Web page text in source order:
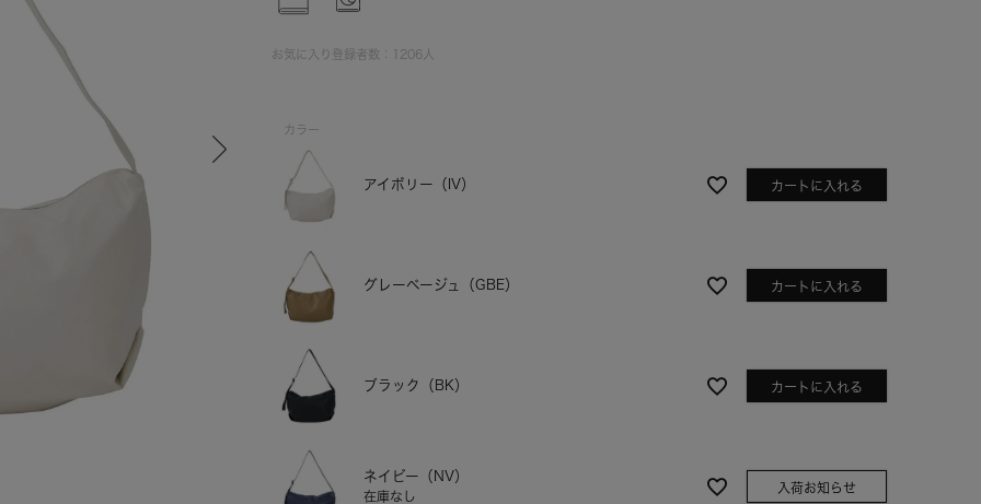
グレーベージュ
お気に入り登録者数： 1206 人
カラー
アイボリー（IV） カートに入れる
グレーベージュ（GBE） カートに入れる
ブラック（BK） カートに入れる
ネイビー（NV）
在庫なし
入荷お知らせ